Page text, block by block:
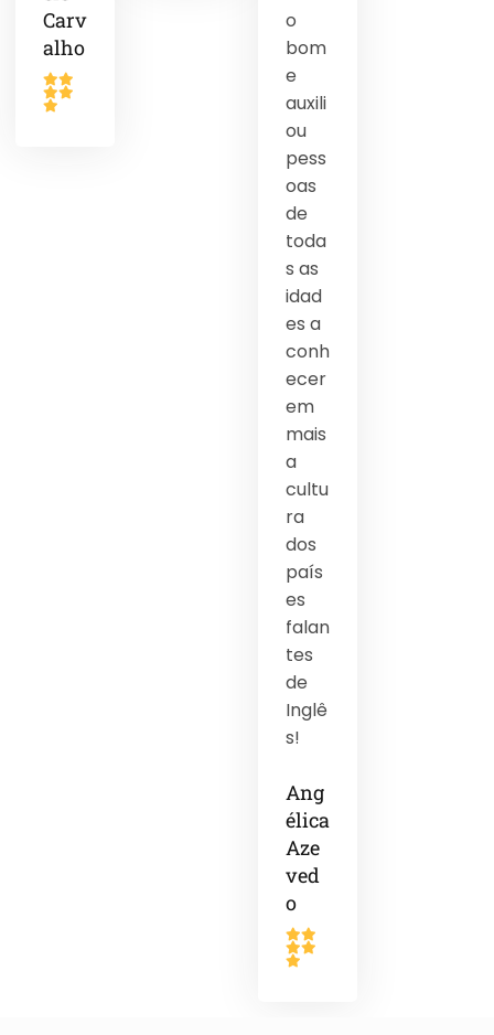
Carv
alho
o
bom
e
auxili
ou
pess
oas
de
toda
s as
idad
es a
conh
ecer
em
mais
a
cultu
ra
dos
país
es
falan
tes
de
Inglê
s!
Ang
élica
Aze
ved
o